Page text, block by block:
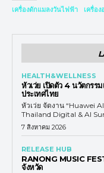
เครื่องดักแมลงวันไฟฟ้า
เครื่อ
HEALTH&WELLNESS
หัวเว่ย เปิดตัว 4 นวัตกรรม
ประเทศไทย
หัวเว่ย จัดงาน “Huawei
Thailand Digital & AI
7 สิงหาคม 2026
RELEASE HUB
RANONG MUSIC
จังหวัด